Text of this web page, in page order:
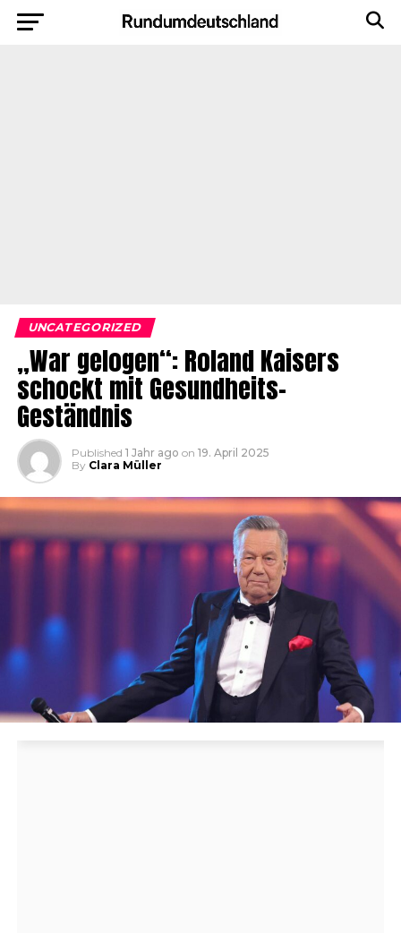
UNCATEGORIZED
„War gelogen“: Roland Kaisers
schockt mit Gesundheits-
Geständnis
Published 1 Jahr ago on 19. April 2025
By Clara Müller